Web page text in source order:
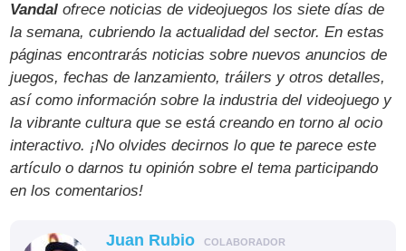
Vandal ofrece noticias de videojuegos los siete días de
la semana, cubriendo la actualidad del sector. En estas
páginas encontrarás noticias sobre nuevos anuncios de
juegos, fechas de lanzamiento, tráilers y otros detalles,
así como información sobre la industria del videojuego y
la vibrante cultura que se está creando en torno al ocio
interactivo. ¡No olvides decirnos lo que te parece este
artículo o darnos tu opinión sobre el tema participando
en los comentarios!
Juan Rubio COLABORADOR